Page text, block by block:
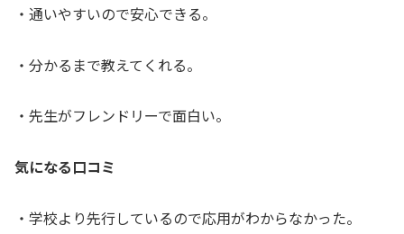
・通いやすいので安心できる。
・分かるまで教えてくれる。
・先生がフレンドリーで面白い。
気になる口コミ
・学校より先行しているので応用がわからなかった。